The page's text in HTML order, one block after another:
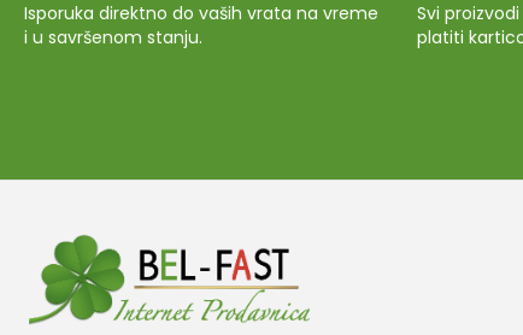
Isporuka direktno do vaših vrata na vreme
i u savršenom stanju.
Svi
platiti